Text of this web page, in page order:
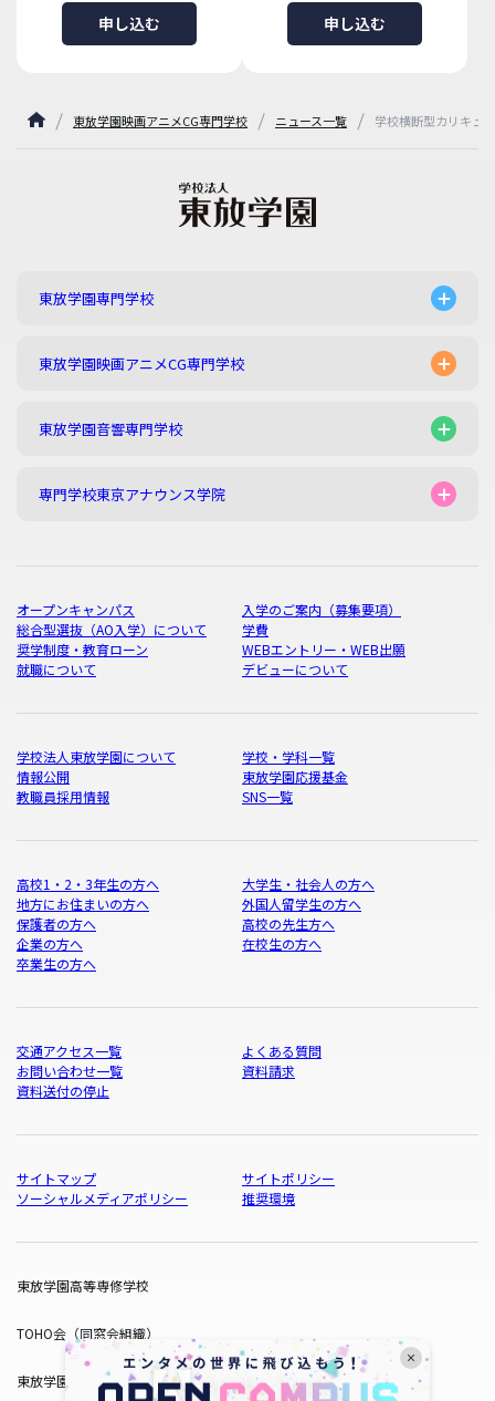
申し込む 申し込む
東放学園映画アニメCG専門学校 ニュース一覧 学校横断型カリキュ
東放学園専門学校
東放学園映画アニメCG専門学校
東放学園音響専門学校
専門学校東京アナウンス学院
オープンキャンパス
入学のご案内（募集要項）
総合型選抜（AO入学）について
学費
奨学制度・教育ローン
WEBエントリー・WEB出願
就職について
デビューについて
学校法人東放学園について
学校・学科一覧
情報公開
東放学園応援基金
教職員採用情報
SNS一覧
高校1・2・3年生の方へ
大学生・社会人の方へ
地方にお住まいの方へ
外国人留学生の方へ
保護者の方へ
高校の先生方へ
企業の方へ
在校生の方へ
卒業生の方へ
交通アクセス一覧
よくある質問
お問い合わせ一覧
資料請求
資料送付の停止
サイトマップ
サイトポリシー
ソーシャルメディアポリシー
推奨環境
東放学園高等専修学校
TOHO会（同窓会組織）
東放学園サービス